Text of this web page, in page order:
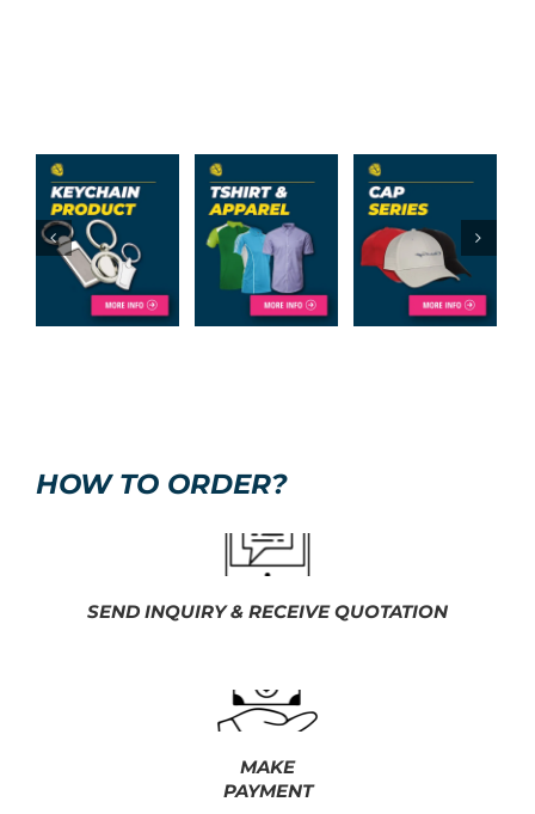
HOW TO ORDER?
SEND INQUIRY & RECEIVE QUOTATION
MAKE
PAYMENT